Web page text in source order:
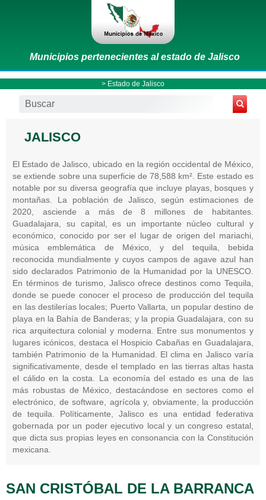
Municipios pertenecientes al estado de Jalisco
> Estado de Jalisco
JALISCO
El Estado de Jalisco, ubicado en la región occidental de México,
se extiende sobre una superficie de 78,588 km². Este estado es
notable por su diversa geografía que incluye playas, bosques y
montañas. La población de Jalisco, según estimaciones de
2020, asciende a más de 8 millones de habitantes.
Guadalajara, su capital, es un importante núcleo cultural y
económico, conocido por ser el lugar de origen del mariachi,
música emblemática de México, y del tequila, bebida
reconocida mundialmente y cuyos campos de agave azul han
sido declarados Patrimonio de la Humanidad por la UNESCO.
En términos de turismo, Jalisco ofrece destinos como Tequila,
donde se puede conocer el proceso de producción del tequila
en las destilerías locales; Puerto Vallarta, un popular destino de
playa en la Bahía de Banderas; y la propia Guadalajara, con su
rica arquitectura colonial y moderna. Entre sus monumentos y
lugares icónicos, destaca el Hospicio Cabañas en Guadalajara,
también Patrimonio de la Humanidad. El clima en Jalisco varía
significativamente, desde el templado en las tierras altas hasta
el cálido en la costa. La economía del estado es una de las
más robustas de México, destacándose en sectores como el
electrónico, de software, agrícola y, obviamente, la producción
de tequila. Políticamente, Jalisco es una entidad federativa
gobernada por un poder ejecutivo local y un congreso estatal,
que dicta sus propias leyes en consonancia con la Constitución
mexicana.
SAN CRISTÓBAL DE LA BARRANCA